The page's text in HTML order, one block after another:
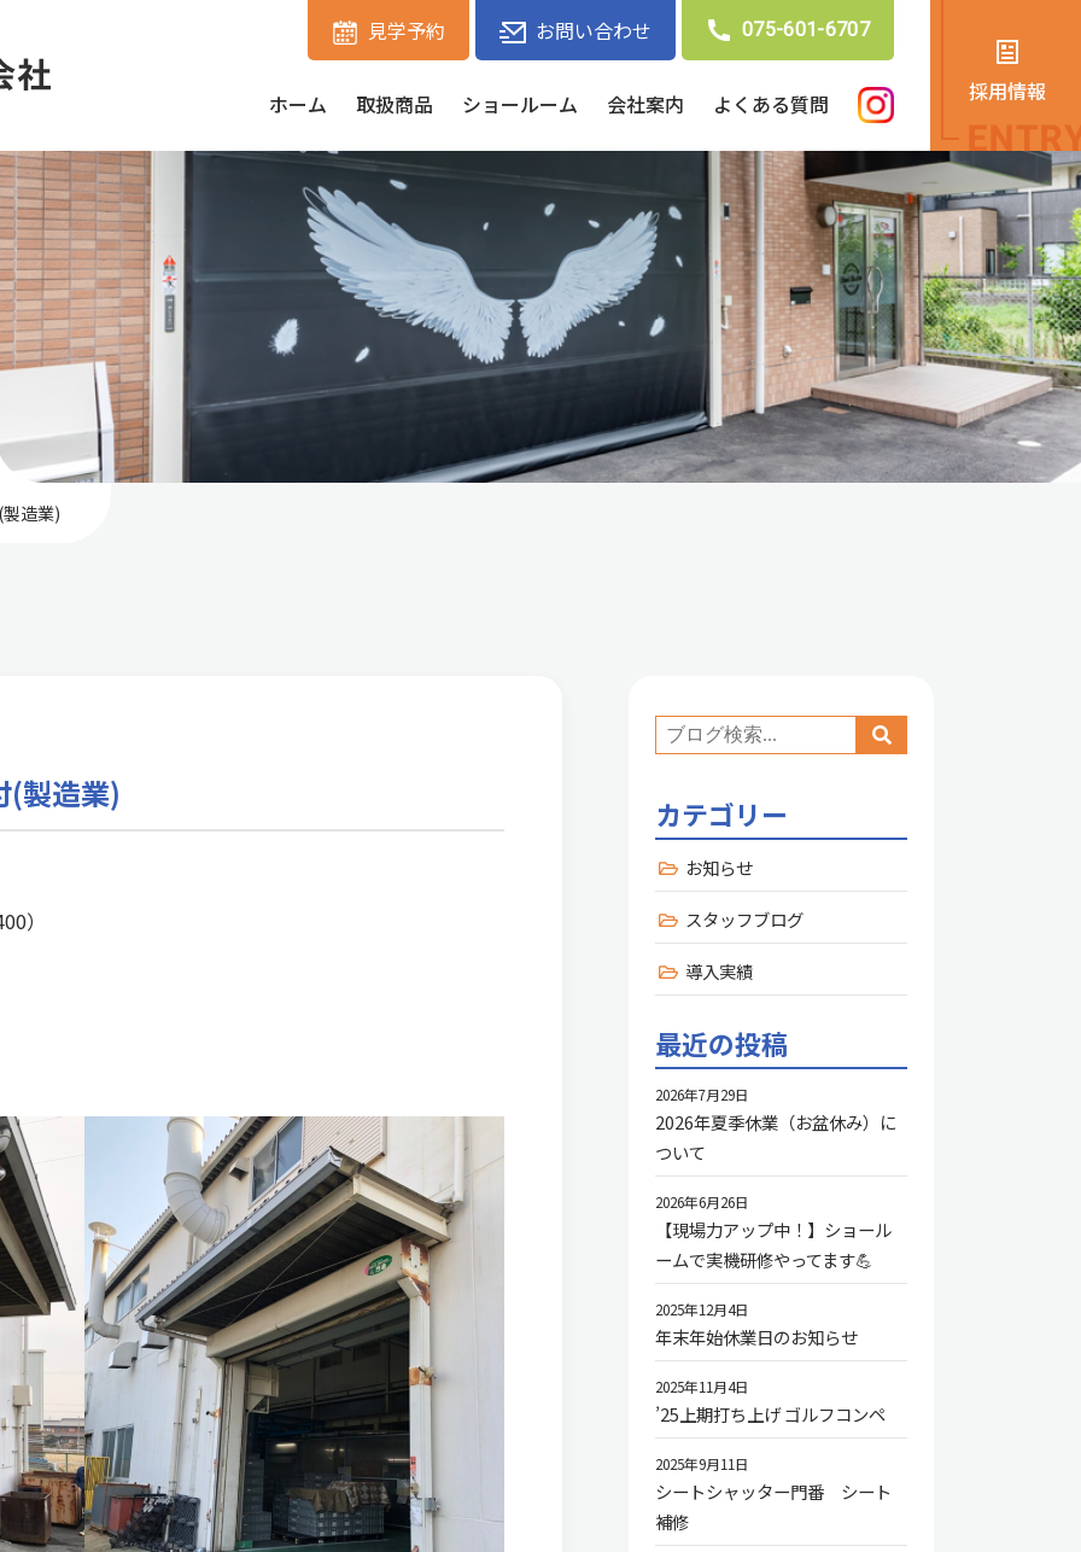
ホーム 取扱商品 ショールーム 会社案内 よくある質問 採用情報
見学予約 お問い合わせ 075-601-6707
造業)
(製造業)
）
カテゴリー
お知らせ
スタッフブログ
導入実績
最近の投稿
2026年夏季休業（お盆休み）に
ついて
2026年7月29日
【現場力アップ中！】ショール
ームで実機研修やってます💪
2026年6月26日
年末年始休業日のお知らせ
2025年12月4日
’25上期打ち上げ ゴルフコンペ
2025年11月4日
シートシャッター門番 シート
補修
2025年9月11日